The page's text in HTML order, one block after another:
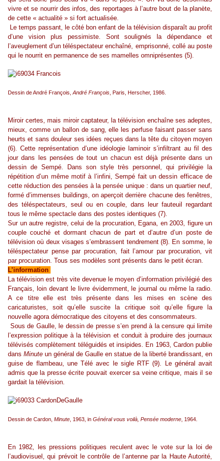
vivre et se nourrir des infos, des reportages à l’autre bout de la planète,
de cette « actualité » si fort actualisée.
Le temps passant, le côté bon enfant de la télévision disparaît au profit
d’une vision plus pessimiste. Sont soulignés la dépendance et
l’aveuglement d’un téléspectateur enchaîné, emprisonné, collé au poste
qui le nourrit en permanence de ses mamelles omniprésentes (5).
Dessin de André François, André François , Paris, Herscher, 1986.
Miroir certes, mais miroir captateur, la télévision enchaîne ses adeptes,
mieux, comme un ballon de sang, elle les perfuse faisant passer sans
heurts et sans douleur ses idées reçues dans la tête du citoyen moyen
(6). Cette représentation d’une idéologie laminoir s’infiltrant au fil des
jour dans les pensées de tout un chacun est déjà présente dans un
dessin de Sempé. Dans son style très personnel, qui privilégie la
répétition d’un même motif à l’infini, Sempé fait un dessin efficace de
cette réduction des pensées à la pensée unique : dans un quartier neuf,
formé d’immenses buildings, on aperçoit derrière chacune des fenêtres,
des téléspectateurs, seul ou en couple, dans leur fauteuil regardant
tous le même spectacle dans des postes identiques (7).
Sur un autre registre, celui de la procuration, Egana, en 2003, figure un
couple couché et dormant chacun de part et d’autre d’un poste de
télévision où deux visages s’embrassent tendrement (8). En somme, le
téléspectateur pense par procuration, fait l’amour par procuration, vit
par procuration. Tous ses modèles sont présents dans le petit écran.
L’information
La télévision est très vite devenue le moyen d’information privilégié des
Français, loin devant le livre évidemment, le journal ou même la radio.
A ce titre elle est très présente dans les mises en scène des
caricaturistes, soit qu’elle suscite la critique soit qu’elle figure la
nouvelle agora démocratique des citoyens et des consommateurs.
Sous de Gaulle, le dessin de presse s’en prend à la censure qui limite
l’expression politique à la télévision et conduit à produire des journaux
télévisés complètement téléguidés et insipides. En 1963, Cardon publie
dans Minute un général de Gaulle en statue de la liberté brandissant, en
guise de flambeau, une Télé avec le sigle RTF (9). Le général avait
admis que la presse écrite pouvait exercer sa veine critique, mais il se
gardait la télévision.
Dessin de Cardon, Minute , 1963, in Général vous voilà, Pensée moderne , 1964.
En 1982, les pressions politiques reculent avec le vote sur la loi de
l’audiovisuel, qui prévoit le contrôle de l’antenne par la Haute Autorité,